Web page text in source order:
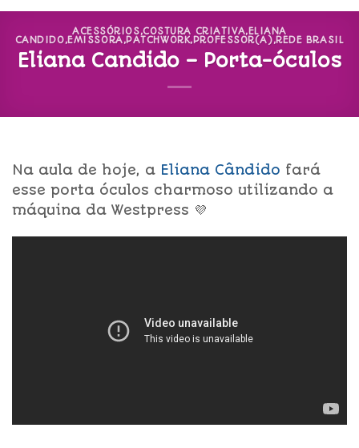
ACESSÓRIOS,COSTURA CRIATIVA, ELIANA
CANDIDO,EMISSORA,PATCHWORK, PROFESSOR(A),REDE BRASIL
Eliana Candido – Porta-óculos
Na aula de hoje, a Eliana Cândido fará
esse porta óculos charmoso utilizando a
máquina da Westpress 💜